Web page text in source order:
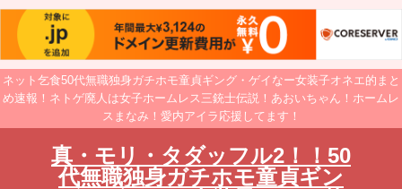
ネット乞食50代無職独身ガチホモ童貞ギング・ゲイなー女装子オネエ的まと
め速報！ネトゲ廃人は女子ホームレス三銃士伝説！あおいちゃん！ホームレ
スまなみ！愛内アイラ応援してます！
真・モリ・タダッフル2！！50
代無職独身ガチホモ童貞ギン